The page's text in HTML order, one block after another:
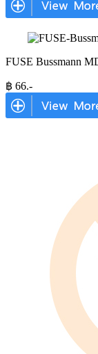
FUSE Bussmann
฿ 66.-